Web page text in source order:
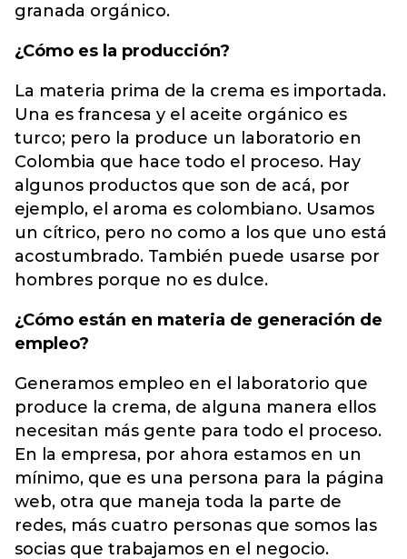
granada orgánico.
¿Cómo es la producción?
La materia prima de la crema es importada.
Una es francesa y el aceite orgánico es
turco; pero la produce un laboratorio en
Colombia que hace todo el proceso. Hay
algunos productos que son de acá, por
ejemplo, el aroma es colombiano. Usamos
un cítrico, pero no como a los que uno está
acostumbrado. También puede usarse por
hombres porque no es dulce.
¿Cómo están en materia de generación de
empleo?
Generamos empleo en el laboratorio que
produce la crema, de alguna manera ellos
necesitan más gente para todo el proceso.
En la empresa, por ahora estamos en un
mínimo, que es una persona para la página
web, otra que maneja toda la parte de
redes, más cuatro personas que somos las
socias que trabajamos en el negocio.